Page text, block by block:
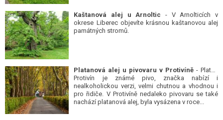
Kaštanová alej u Arnoltic - V Arnolticích v
okrese Liberec objevíte krásnou kaštanovou alej
památných stromů.
Platanová alej u pivovaru v Protivíně - Platan
Protivín je známé pivo, značka nabízí i
nealkoholickou verzi, velmi chutnou a vhodnou i
pro řidiče. V Protivíně nedaleko pivovaru se také
nachází platanová alej, byla vysázena v roce...